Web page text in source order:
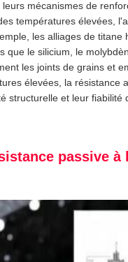
mécanismes de
températures élevées,
les alliages de titane
le silicium, le
les joints de grains et
élevées, la résistance
structurelle et leur fiabilité
passive à